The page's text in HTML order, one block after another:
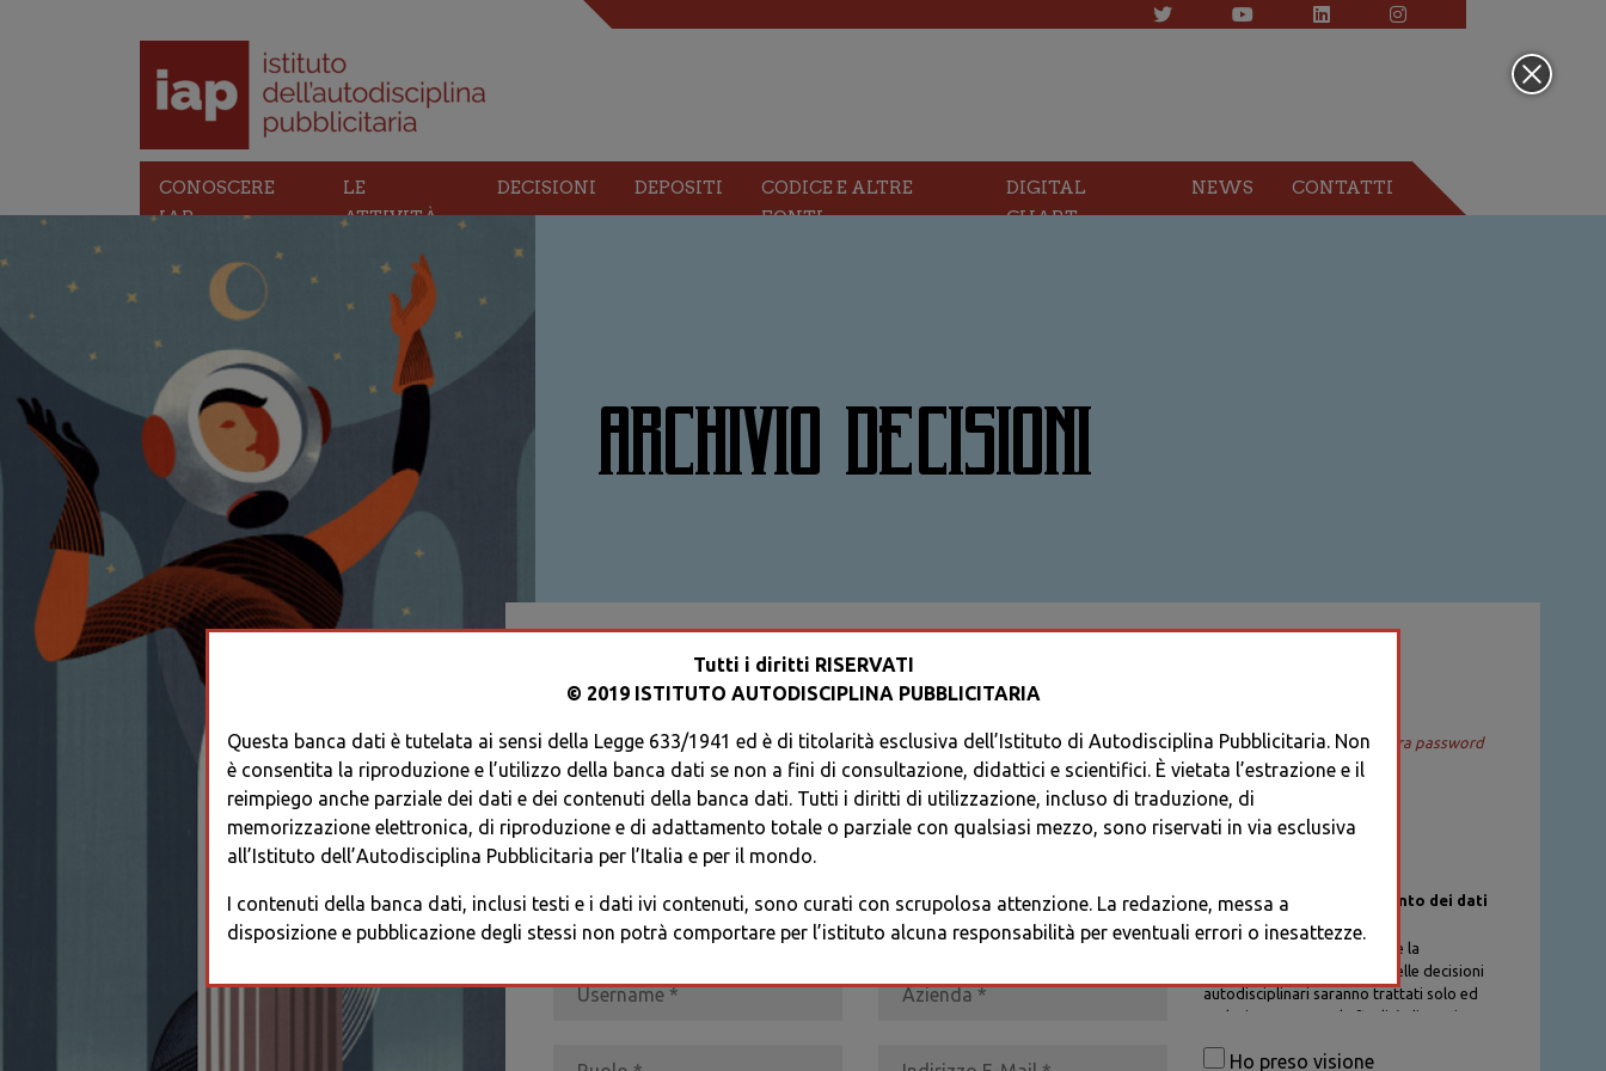
CONOSCERE
IAP
LE
ATTIVITÀ
DECISIONI DEPOSITI
CODICE E ALTRE
FONTI
DIGITAL
CHART
NEWS CONTATTI
ARCHIVIO DECISIONI
ACCEDI AL TUO PROFILO
ACCEDI
Recupera password
REGISTRATI * I CAMPI CONTRASSEGNATI SONO OBBLIGATORI
Informativa sul trattamento dei dati
personali
I dati personali di chi richiede la
registrazione al Database delle decisioni
autodisciplinari saranno trattati solo ed
esclusivamente per la finalità di gestione
procedure previste dal Codice di
Ho preso visione
Tutti i diritti RISERVATI
© 2019 ISTITUTO AUTODISCIPLINA PUBBLICITARIA
Questa banca dati è tutelata ai sensi della Legge 633/1941 ed è di titolarità esclusiva dell’Istituto di Autodisciplina Pubblicitaria. Non
è consentita la riproduzione e l’utilizzo della banca dati se non a fini di consultazione, didattici e scientifici. È vietata l’estrazione e il
reimpiego anche parziale dei dati e dei contenuti della banca dati. Tutti i diritti di utilizzazione, incluso di traduzione, di
memorizzazione elettronica, di riproduzione e di adattamento totale o parziale con qualsiasi mezzo, sono riservati in via esclusiva
all’Istituto dell’Autodisciplina Pubblicitaria per l’Italia e per il mondo.
I contenuti della banca dati, inclusi testi e i dati ivi contenuti, sono curati con scrupolosa attenzione. La redazione, messa a
disposizione e pubblicazione degli stessi non potrà comportare per l’istituto alcuna responsabilità per eventuali errori o inesattezze.